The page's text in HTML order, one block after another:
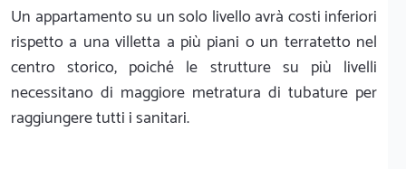
Un appartamento su un solo livello avrà costi inferiori
rispetto a una villetta a più piani o un terratetto nel
centro storico, poiché le strutture su più livelli
necessitano di maggiore metratura di tubature per
raggiungere tutti i sanitari.